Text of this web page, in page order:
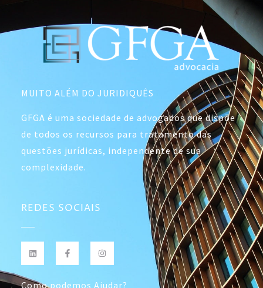
MUITO ALÉM DO JURIDIQUÊS
GFGA é uma sociedade de advogados que dispõe
de todos os recursos para tratamento das
questões jurídicas, independente de sua
complexidade.
REDES SOCIAIS
Como podemos Ajudar?